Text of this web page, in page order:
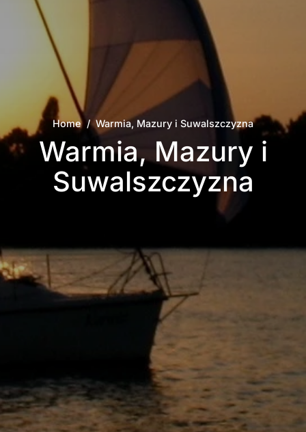
Home / Warmia, Mazury i Suwalszczyzna
Warmia, Mazury i
Suwalszczyzna